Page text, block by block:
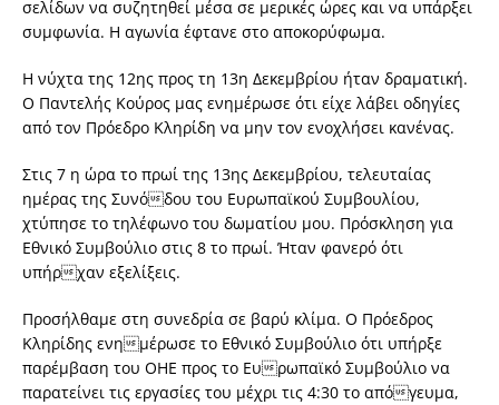
σελίδων να συζητηθεί μέσα σε μερικές ώρες και να υπάρξει
συμφωνία. Η αγωνία έφτανε στο αποκορύφωμα.
Η νύχτα της 12ης προς τη 13η Δεκεμβρίου ήταν δραματική.
Ο Παντελής Κούρος μας ενημέρωσε ότι είχε λάβει οδηγίες
από τον Πρόεδρο Κληρίδη να μην τον ενοχλήσει κανένας.
Στις 7 η ώρα το πρωί της 13ης Δεκεμβρίου, τελευταίας
ημέρας της Συνόδου του Ευρωπαϊκού Συμβουλίου,
χτύπησε το τηλέφωνο του δωματίου μου. Πρόσκληση για
Εθνικό Συμβούλιο στις 8 το πρωί. Ήταν φανερό ότι
υπήρχαν εξελίξεις.
Προσήλθαμε στη συνεδρία σε βαρύ κλίμα. Ο Πρόεδρος
Κληρίδης ενημέρωσε το Εθνικό Συμβούλιο ότι υπήρξε
παρέμβαση του ΟΗΕ προς το Ευρωπαϊκό Συμβούλιο να
παρατείνει τις εργασίες του μέχρι τις 4:30 το απόγευμα,